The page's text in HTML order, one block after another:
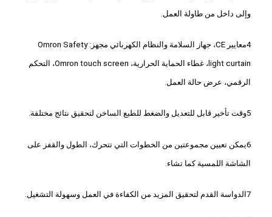
وإلى داخل من طاولة العمل.
4معايير CE، جهاز السلامة والنظام الكهربائي مجهز: Omron Safety
light curtain، غطاء الحماية الحرارية، Omron touch screen، التحكم
الرقمي، عرض حالة العمل.
5وقت تأخير قابل للتعديل والضغط للطبع الساخن لتحقيق نتائج مختلفة.
6يمكن تعيين مجموعتين من الخطوات التي تتحرك، الطول والقفز على
الشاشة اللمسية كما تشاء.
7الدواسة القدم لتحقيق المزيد من الكفاءة في العمل وسهولة التشغيل.